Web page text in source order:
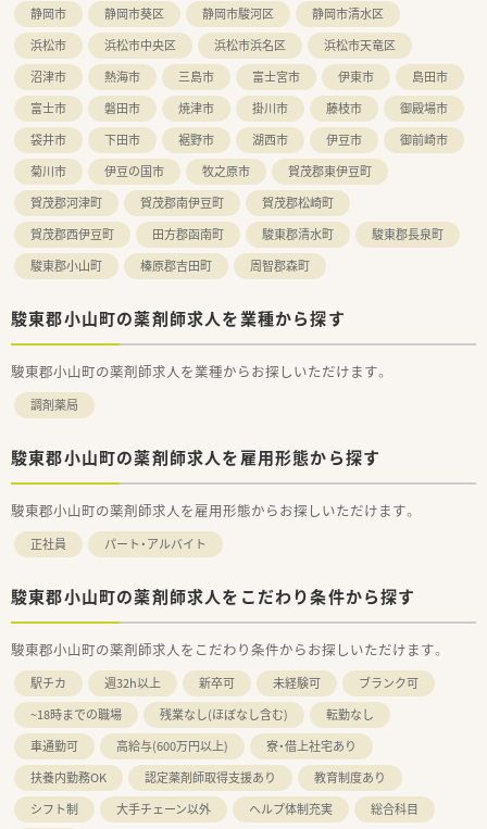
静岡市 静岡市葵区 静岡市駿河区
静岡市清水区
浜松市
浜松市中央区 浜松市浜名区
浜松市天竜区
沼津市
熱海市 三島市 富士宮市 伊東市
島田市
富士市
磐田市 焼津市 掛川市 藤枝市
御殿場市
袋井市
下田市 裾野市 湖西市 伊豆市
御前崎市
菊川市
伊豆の国市 牧之原市
賀茂郡東伊豆町
賀茂郡河津町
賀茂郡南伊豆町
賀茂郡松崎町
賀茂郡西伊豆町
田方郡函南町 駿東郡清水町
駿東郡長泉町
駿東郡小山町
榛原郡吉田町 周智郡森町
駿東郡小山町の薬剤師求人を業種から探す
駿東郡小山町の薬剤師求人を業種からお探しいただけます。
調剤薬局
駿東郡小山町の薬剤師求人を雇用形態から探す
駿東郡小山町の薬剤師求人を雇用形態からお探しいただけます。
正社員 パート・アルバイト
駿東郡小山町の薬剤師求人をこだわり条件から探す
駿東郡小山町の薬剤師求人をこだわり条件からお探しいただけます。
駅チカ 週32h以上 新卒可 未経験可
ブランク可
~18時までの職場
残業なし(ほぼなし含む)
転勤なし
車通勤可
高給与(600万円以上)
寮・借上社宅あり
扶養内勤務OK
認定薬剤師取得支援あり
教育制度あり
シフト制
大手チェーン以外 ヘルプ体制充実
総合科目